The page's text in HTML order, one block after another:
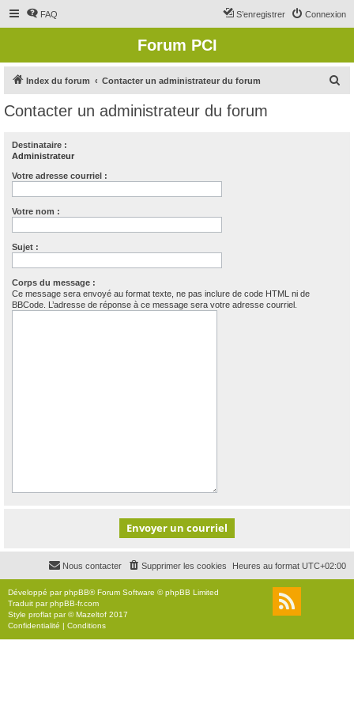
FAQ Connexion
S’enregistrer
Forum PCI
Index du forum Contacter un administrateur du forum
Contacter un administrateur du forum
Destinataire :
Administrateur
Votre adresse courriel :
Votre nom :
Sujet :
Corps du message :
Ce message sera envoyé au format texte, ne pas inclure de code HTML ni de
BBCode. L’adresse de réponse à ce message sera votre adresse courriel.
Heures au format UTC+02:00
Supprimer les cookies
Nous contacter
Développé parphpBB® Forum Software © phpBB Limited
Traduit parphpBB-fr.com
Style proflat par ©Mazeltof 2017
Confidentialité | Conditions